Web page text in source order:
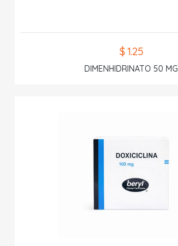
$ 1.25
DIMENHIDRINATO 50 MG